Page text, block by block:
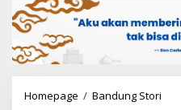
Homepage / Bandung Stori